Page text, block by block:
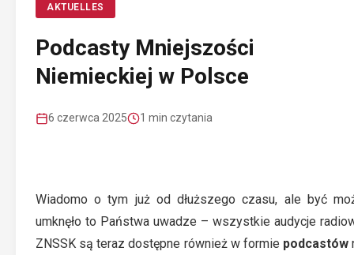
AKTUELLES
Podcasty Mniejszości
Niemieckiej w Polsce
6 czerwca 2025 1 min czytania
Wiadomo o tym już od dłuższego czasu, ale być
umknęło to Państwa uwadze – wszystkie audycje
ZNSSK są teraz dostępne również w formie podcastów